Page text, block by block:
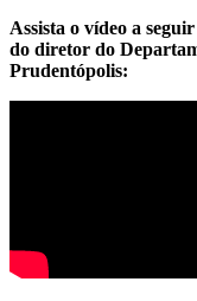
Assista o vídeo a
do diretor do
Prudentópolis: